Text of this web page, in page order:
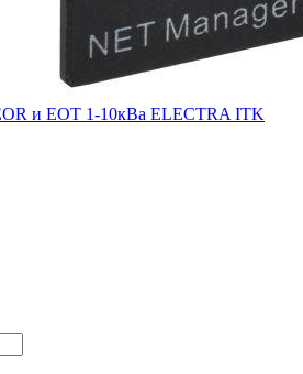
и EOT 1-10кВа ELECTRA ITK